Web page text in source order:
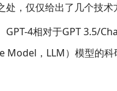
，仅仅给出了几个技
4相对于GPT 3.5/
，LLM）模型的